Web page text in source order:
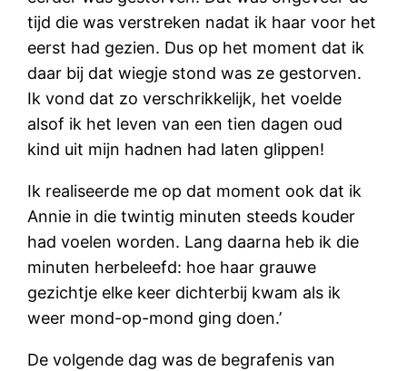
tijd die was verstreken nadat ik haar voor het
eerst had gezien. Dus op het moment dat ik
daar bij dat wiegje stond was ze gestorven.
Ik vond dat zo verschrikkelijk, het voelde
alsof ik het leven van een tien dagen oud
kind uit mijn hadnen had laten glippen!
Ik realiseerde me op dat moment ook dat ik
Annie in die twintig minuten steeds kouder
had voelen worden. Lang daarna heb ik die
minuten herbeleefd: hoe haar grauwe
gezichtje elke keer dichterbij kwam als ik
weer mond-op-mond ging doen.’
De volgende dag was de begrafenis van